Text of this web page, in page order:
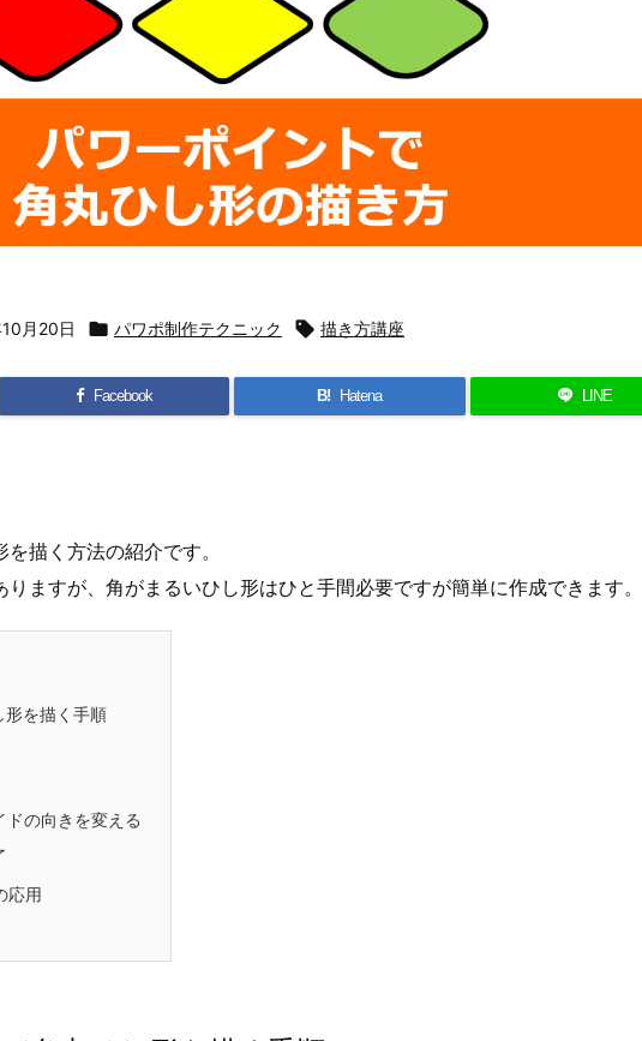
月20日  パワポ制作テクニック  描き方講座
Facebook B! Hatena LINE
描く方法の紹介です。
りますが、角がまるいひし形はひと手間必要ですが簡単に作成できます。